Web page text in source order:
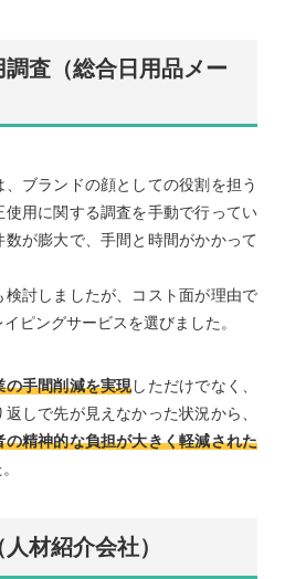
査（総合日用品メー
ブランドの顔としての役割を担う
用に関する調査を手動で行ってい
数が膨大で、手間と時間がかかって
討しましたが、コスト面が理由で
ピングサービスを選びました。
の手間削減を実現しただけでなく、
しで先が見えなかった状況から、
の精神的な負担が大きく軽減された
材紹介会社）